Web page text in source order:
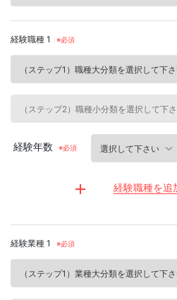
経験職種 1
経験年数
経験職種を追
経験業種 1